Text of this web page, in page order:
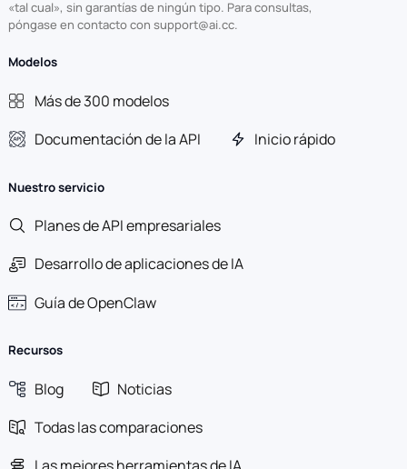
«tal cual», sin garantías de ningún tipo. Para consultas,
póngase en contacto con support@ai.cc.
Modelos
Más de 300 modelos
Documentación de la API
Inicio rápido
Nuestro servicio
Planes de API empresariales
Desarrollo de aplicaciones de IA
Guía de OpenClaw
Recursos
Blog
Noticias
Todas las comparaciones